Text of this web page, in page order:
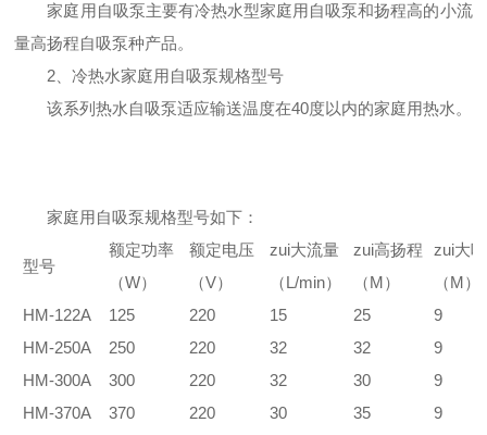
家庭用自吸泵主要有冷热水型家庭用自吸泵和扬程高的小流
量高扬程自吸泵种产品。
2、冷热水家庭用自吸泵规格型号
该系列热水自吸泵适应输送温度在40度以内的家庭用热水。
家庭用自吸泵规格型号如下：
型号
额定功率
（W）
额定电压
（V）
zui大流量
（L/min）
zui高扬程
（M）
zui大
（M）
HM-122A
HM-250A
125
250
220
220
15
32
25
32
9
9
HM-300A
HM-370A
300
370
220
220
32
30
30
35
9
9